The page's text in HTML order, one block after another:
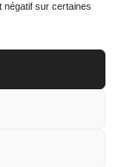
négatif sur certaines